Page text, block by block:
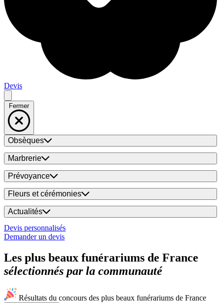
Devis
Fermer
Obsèques
Marbrerie
Prévoyance
Fleurs et cérémonies
Actualités
Devis personnalisés
Demander un devis
Les plus beaux funérariums de France
sélectionnés par la communauté
Résultats du concours des plus beaux funérariums de France